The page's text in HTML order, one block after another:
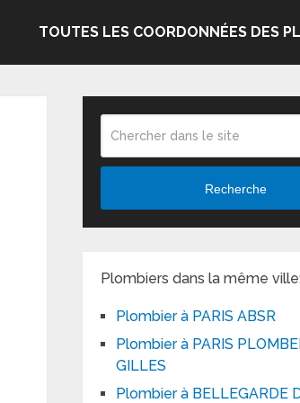
TOUTES LES COORDONNÉES DES
Recherche
Plombiers dans la même
Plombier à PARIS ABSR
Plombier à PARIS
GILLES
Plombier à BELLEGARDE